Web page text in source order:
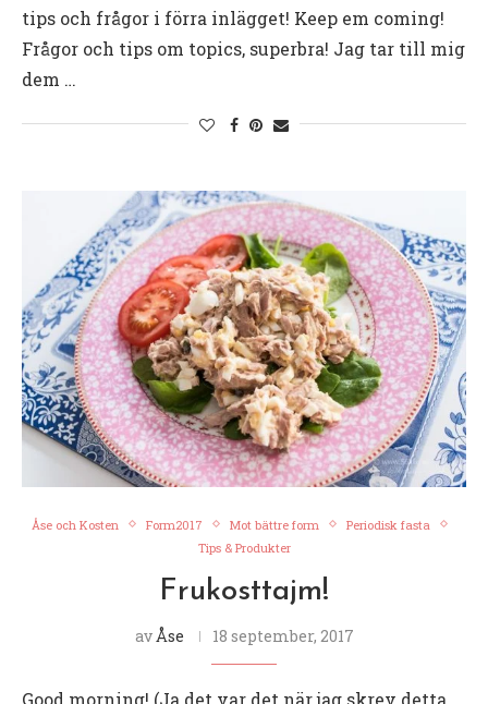
tips och frågor i förra inlägget! Keep em coming!
Frågor och tips om topics, superbra! Jag tar till mig
dem …
Åse och Kosten Form2017 Mot bättre form
Periodisk fasta
Tips & Produkter
Frukosttajm!
av Åse 18 september, 2017
Good morning! (Ja det var det när jag skrev detta